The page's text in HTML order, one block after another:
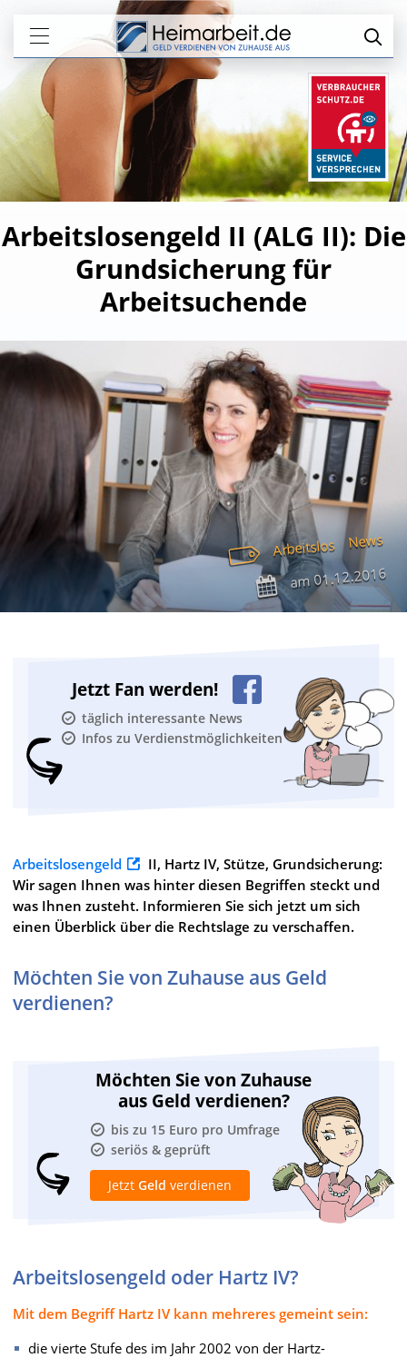
Arbeitslosengeld II (ALG II): Die
Grundsicherung für
Arbeitsuchende
Arbeitslos News
am01.12.2016
Jetzt Fan werden!
täglich interessante News
Infos zu Verdienstmöglichkeiten
Arbeitslosengeld
II, Hartz IV, Stütze, Grundsicherung:
Wir sagen Ihnen was hinter diesen Begriffen steckt und
was Ihnen zusteht. Informieren Sie sich jetzt um sich
einen Überblick über die Rechtslage zu verschaffen.
Möchten Sie von Zuhause aus Geld
verdienen?
Möchten Sie von Zuhause
aus Geld verdienen?
bis zu 15 Euro pro Umfrage
seriös & geprüft
Jetzt Geld verdienen
Arbeitslosengeld oder Hartz IV?
Mit dem Begriff Hartz IV kann mehreres gemeint sein:
die vierte Stufe des im Jahr 2002 von der Hartz-